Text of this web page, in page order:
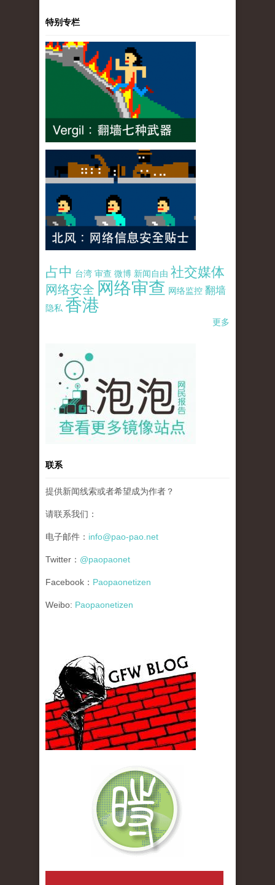
特别专栏
占中 台湾 审查 微博 新闻自由 社交媒体
网络安全 网络审查 网络监控 翻墙
隐私 香港
更多
pao-pao-banner-mirror-site-120814.jpg
联系
提供新闻线索或者希望成为作者？
请联系我们：
电子邮件： info@pao-pao.net
Twitter： @paopaonet
Facebook： Paopaonetizen
Weibo: Paopaonetizen
gfw_blog_small.jpg